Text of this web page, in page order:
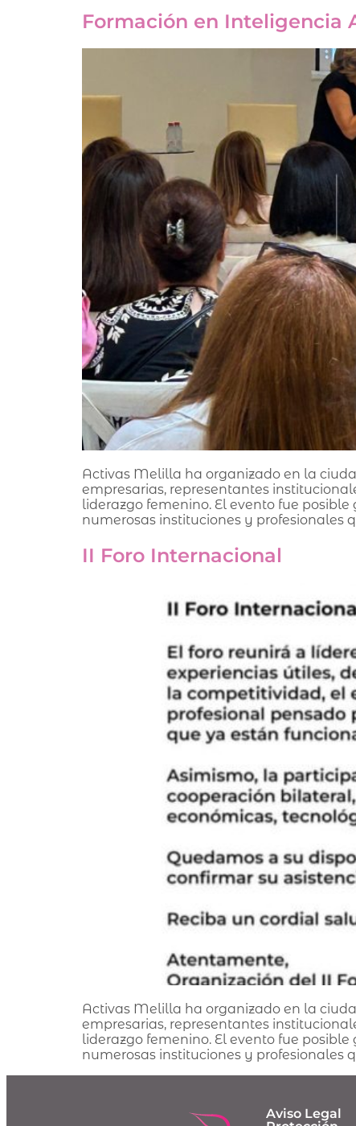
Formación en Inteligencia
Activas Melilla ha organizado en la
empresarias, representantes
liderazgo femenino. El evento fue
numerosas instituciones y profesionales
II Foro Internacional
Activas Melilla ha organizado en la
empresarias, representantes
liderazgo femenino. El evento fue
numerosas instituciones y profesionales
Aviso Legal